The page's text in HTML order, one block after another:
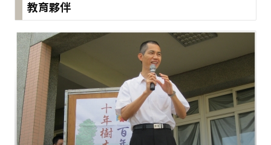
教育夥伴